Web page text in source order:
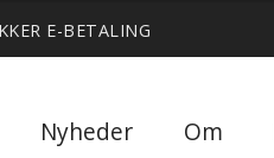
E-BETALING
Nyheder Om